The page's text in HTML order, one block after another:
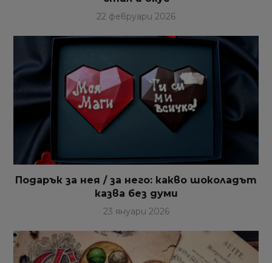
22 февруари 2026
Подарък за нея / за него: какво шоколадът
казва без думи
23 януари 2026